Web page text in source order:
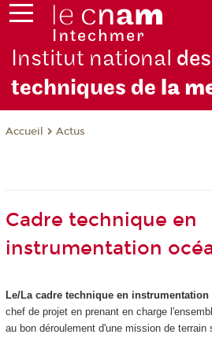
Institut national
techniques de la
Accueil Actus
Cadre technique en
instrumentation
Le/La cadre technique en
chef de projet en prenant en charge
au bon déroulement d'une mission de